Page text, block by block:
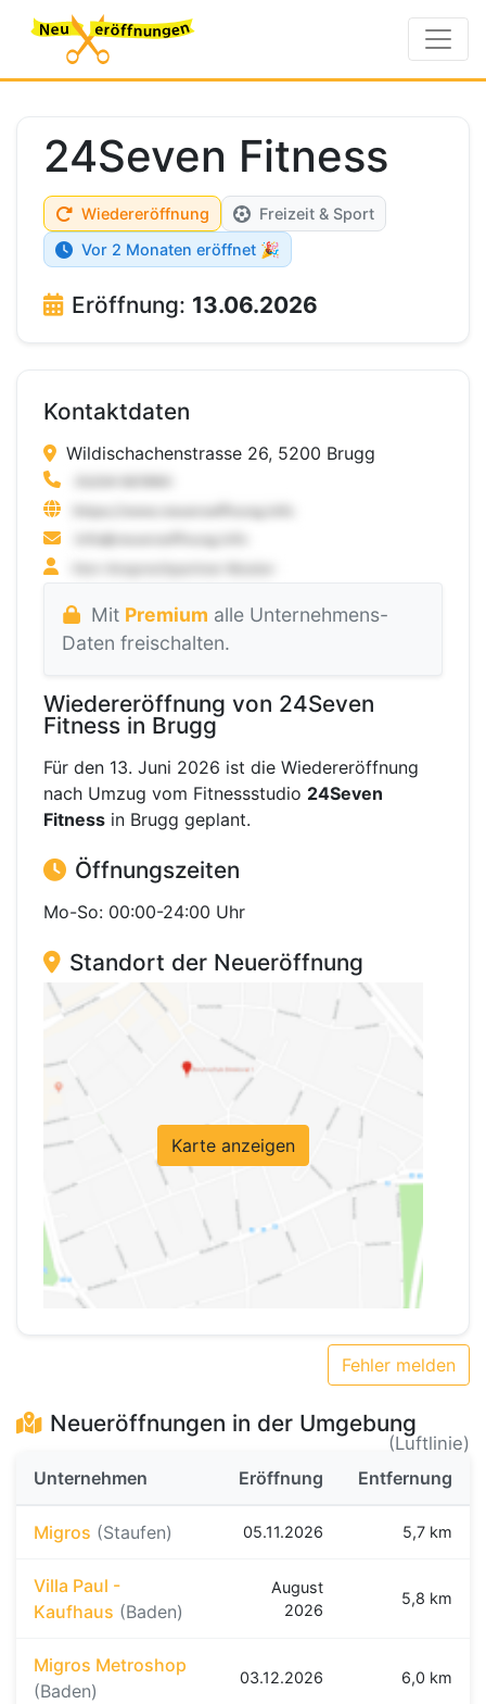
24Seven Fitness
Wiedereröffnung
Freizeit & Sport
Vor 2 Monaten eröffnet 🎉
Eröffnung: 13.06.2026
Kontaktdaten
Wildischachenstrasse 26, 5200 Brugg
Mit Premium alle Unternehmens-
Daten freischalten.
Wiedereröffnung von 24Seven
Fitness in Brugg
Für den 13. Juni 2026 ist die Wiedereröffnung
nach Umzug vom Fitnessstudio 24Seven
Fitness in Brugg geplant.
Öffnungszeiten
Mo-So: 00:00-24:00 Uhr
Standort der Neueröffnung
Karte anzeigen
Fehler melden
Neueröffnungen in der Umgebung
(Luftlinie)
Unternehmen
Eröffnung Entfernung
Migros (Staufen) 05.11.2026 5,7 km
Villa Paul -
Kaufhaus (Baden)
August
2026
5,8 km
Migros Metroshop
(Baden)
03.12.2026 6,0 km